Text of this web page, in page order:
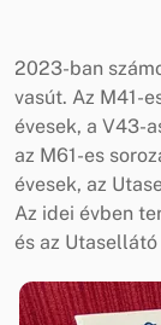
2023-ban
vasút. Az M41-
évesek, a V43-
az M61-es
évesek, az
Az idei évben
és az